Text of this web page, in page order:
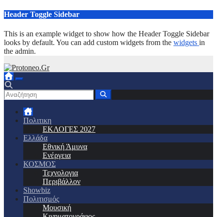
Μετάβαση
περιεχόμενο
Header Toggle Sidebar
This is an example widget to show how the Header Toggle Sidebar
looks by default. You can add custom widgets from the widgets in
the admin.
Πολιτικη
ΕΚΛΟΓΕΣ 2027
Ελλάδα
Εθνική Άμυνα
Ενέργεια
ΚΟΣΜΟΣ
Τεχνολογια
Περιβάλλον
Showbiz
Πολιτισμός
Μουσική